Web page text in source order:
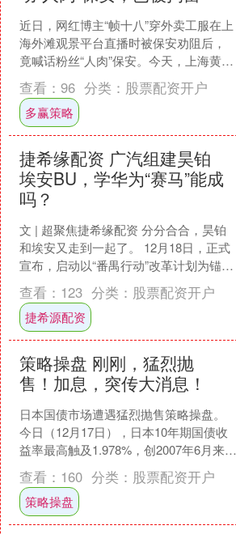
近日，网红博主“帧十八”穿外卖工服在上
海外滩观景平台直播时被保安劝阻后，
竟喊话粉丝“人肉”保安。今天，上海黄浦
警方就此事发布通报，当事人袁某已被
处以行政拘留。 ....
查看： 96 分类： 股票配资开户
多赢策略
捷希缘配资 广汽组建昊铂
埃安BU，学华为“赛马”能成
吗？
文 | 超聚焦捷希缘配资 分分合合，昊铂
和埃安又走到一起了。 12月18日，正式
宣布，启动以“番禺行动”改革计划为锚点
的自主品牌BU改革。作为这场深刻变革
的第一....
查看： 123 分类： 股票配资开户
捷希源配资
策略操盘 刚刚，猛烈抛
售！加息，突传大消息！
日本国债市场遭遇猛烈抛售策略操盘。
今日（12月17日），日本10年期国债收
益率最高触及1.978%，创2007年6月来最
高水平，接近近20年未曾突破的2%心
理....
查看： 160 分类： 股票配资开户
策略操盘